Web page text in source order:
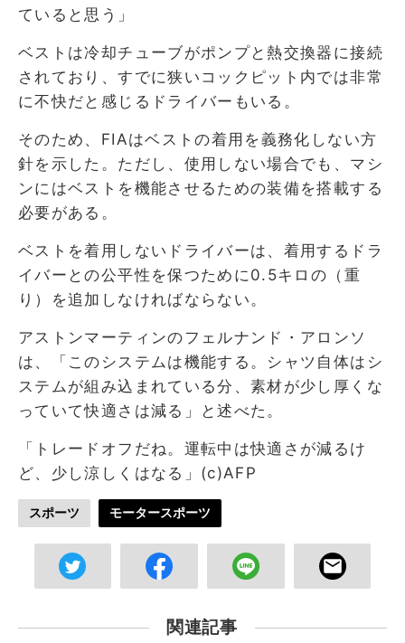
ていると思う」
ベストは冷却チューブがポンプと熱交換器に接続
されており、すでに狭いコックピット内では非常
に不快だと感じるドライバーもいる。
そのため、FIAはベストの着用を義務化しない方
針を示した。ただし、使用しない場合でも、マシ
ンにはベストを機能させるための装備を搭載する
必要がある。
ベストを着用しないドライバーは、着用するドラ
イバーとの公平性を保つために0.5キロの（重
り）を追加しなければならない。
アストンマーティンのフェルナンド・アロンソ
は、「このシステムは機能する。シャツ自体はシ
ステムが組み込まれている分、素材が少し厚くな
っていて快適さは減る」と述べた。
「トレードオフだね。運転中は快適さが減るけ
ど、少し涼しくはなる」(c)AFP
スポーツ モータースポーツ
関連記事